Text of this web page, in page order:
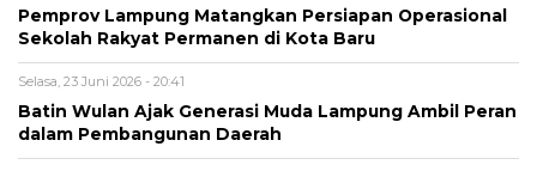
Pemprov Lampung Matangkan Persiapan Operasional
Sekolah Rakyat Permanen di Kota Baru
Selasa, 23 Juni 2026 - 20:41
Batin Wulan Ajak Generasi Muda Lampung Ambil Peran
dalam Pembangunan Daerah